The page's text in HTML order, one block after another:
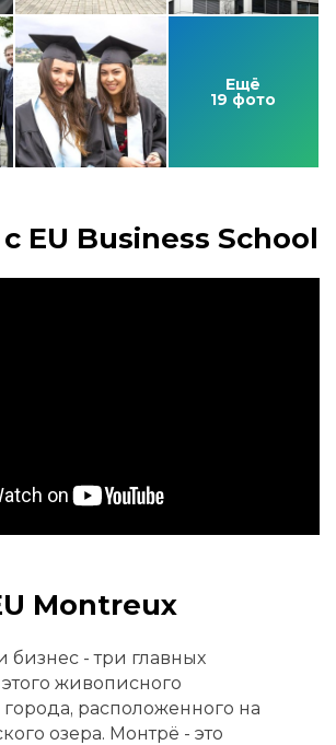
Ещё
19 фото
EU Business School
Montreux
бизнес - три главных
живописного
расположенного на
озера. Монтрё - это